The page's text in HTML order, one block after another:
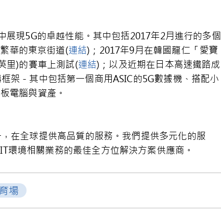
現5G的卓越性能。其中包括2017年2月進行的多個
華的東京街道(連結)；2017年9月在韓國龍仁「愛寶
里)的賽車上測試(連結)；以及近期在日本高速鐵路成
架－其中包括第一個商用ASIC的5G數據機、搭配小
電腦與資產。
在全球提供高品質的服務。我們提供多元化的服
境相關業務的最佳全方位解決方案供應商。
場